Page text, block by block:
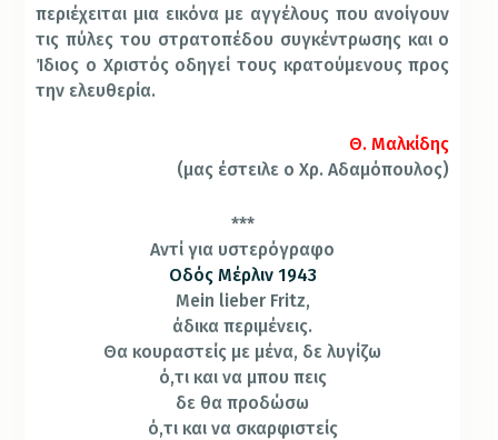
περιέχειται μια εικόνα με αγγέλους που ανοίγουν
τις πύλες του στρατοπέδου συγκέντρωσης και ο
Ίδιος ο Χριστός οδηγεί τους κρατούμενους προς
την ελευθερία.
Θ. Μαλκίδης
(μας έστειλε ο Χρ. Αδαμόπουλος)
***
Αντί για υστερόγραφο
Οδός Μέρλιν 1943
Mein lieber Fritz,
άδικα περιμένεις.
Θα κουραστείς με μένα, δε λυγίζω
ό,τι και να μπου πεις
δε θα προδώσω
ό,τι και να σκαρφιστείς